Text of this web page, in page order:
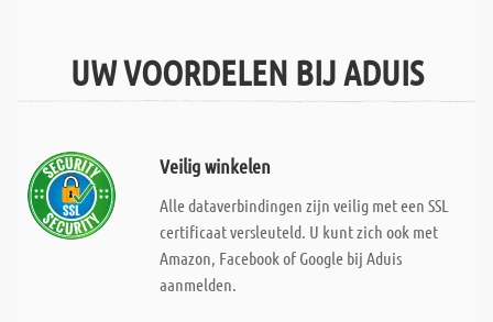
UW VOORDELEN BIJ ADUIS
Veilig winkelen
Alle dataverbindingen zijn veilig met een SSL
certificaat versleuteld. U kunt zich ook met
Amazon, Facebook of Google bij Aduis
aanmelden.